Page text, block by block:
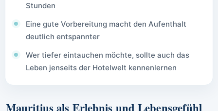
Stunden
Eine gute Vorbereitung macht den Aufenthalt
deutlich entspannter
Wer tiefer eintauchen möchte, sollte auch das
Leben jenseits der Hotelwelt kennenlernen